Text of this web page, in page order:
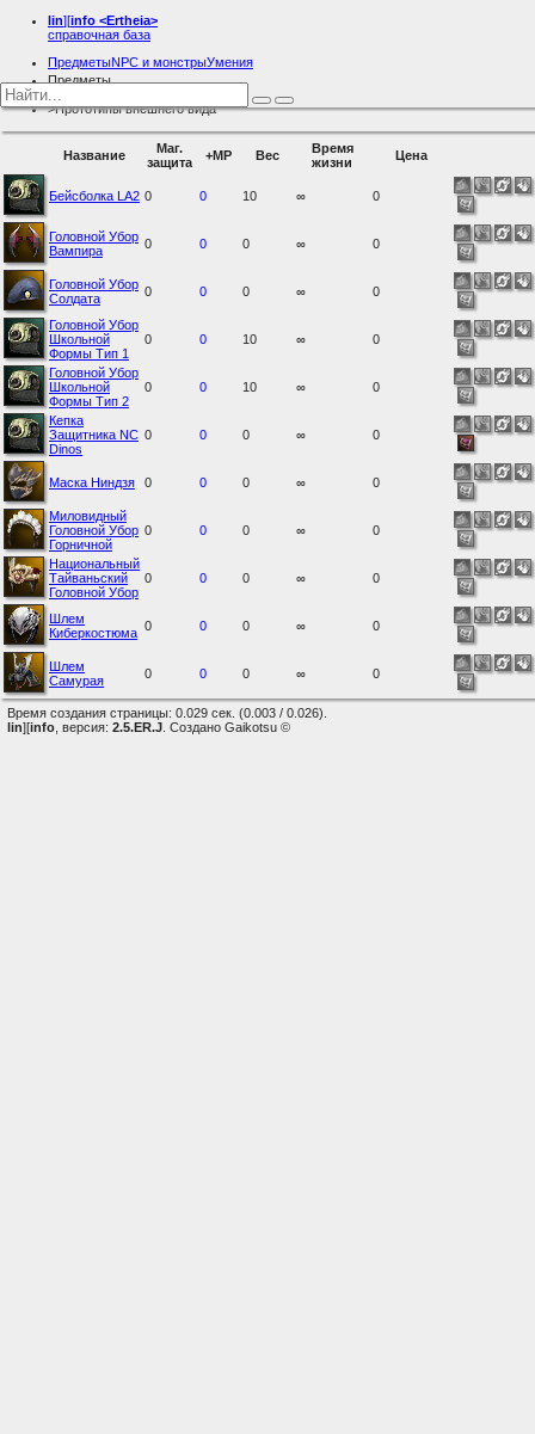
lin][info <Ertheia>
справочная база
ПредметыNPC и монстрыУмения
Предметы
Прототипы внешнего вида
Название
Маг.
защита
+MP Вес
Время
жизни
Цена
Бейсболка LA2 0 0 10 ∞ 0
Головной Убор
Вампира
0 0 0 ∞ 0
Головной Убор
Солдата
0 0 0 ∞ 0
Головной Убор
Школьной
Формы Тип 1
0 0 10 ∞ 0
Головной Убор
Школьной
Формы Тип 2
0 0 10 ∞ 0
Кепка
Защитника NC
Dinos
0 0 0 ∞ 0
Маска Ниндзя 0 0 0 ∞ 0
Миловидный
Головной Убор
Горничной
0 0 0 ∞ 0
Национальный
Тайваньский
Головной Убор
0 0 0 ∞ 0
Шлем
Киберкостюма 0 0 0 ∞ 0
Шлем
Самурая
0 0 0 ∞ 0
Время создания страницы: 0.029 сек. (0.003 / 0.026).
lin][info , версия: 2.5.ER.J . Создано Gaikotsu ©